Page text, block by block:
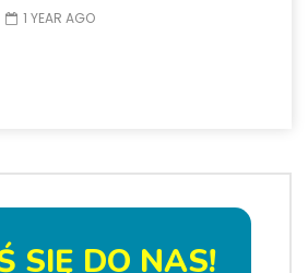
1 YEAR AGO
SIĘ DO NAS!